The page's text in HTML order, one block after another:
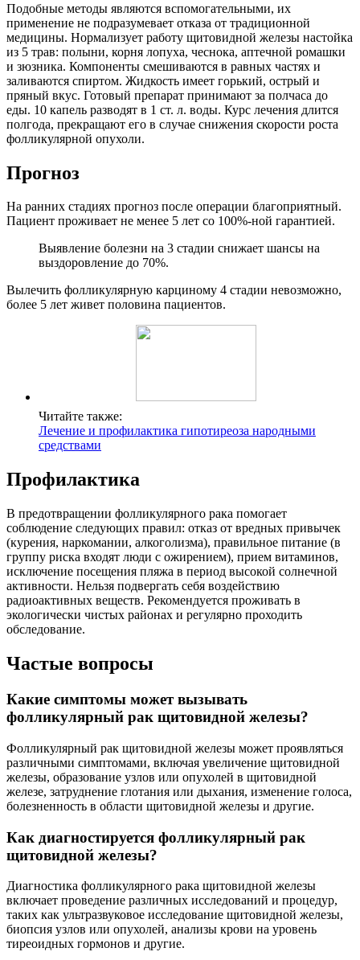
Подобные методы являются вспомогательными, их
применение не подразумевает отказа от традиционной
медицины. Нормализует работу щитовидной железы настойка
из 5 трав: полыни, корня лопуха, чеснока, аптечной ромашки
и зюзника. Компоненты смешиваются в равных частях и
заливаются спиртом. Жидкость имеет горький, острый и
пряный вкус. Готовый препарат принимают за полчаса до
еды. 10 капель разводят в 1 ст. л. воды. Курс лечения длится
полгода, прекращают его в случае снижения скорости роста
фолликулярной опухоли.
Прогноз
На ранних стадиях прогноз после операции благоприятный.
Пациент проживает не менее 5 лет со 100%-ной гарантией.
Выявление болезни на 3 стадии снижает шансы на
выздоровление до 70%.
Вылечить фолликулярную карциному 4 стадии невозможно,
более 5 лет живет половина пациентов.
Читайте также:
Лечение и профилактика гипотиреоза народными
средствами
Профилактика
В предотвращении фолликулярного рака помогает
соблюдение следующих правил: отказ от вредных привычек
(курения, наркомании, алкоголизма), правильное питание (в
группу риска входят люди с ожирением), прием витаминов,
исключение посещения пляжа в период высокой солнечной
активности. Нельзя подвергать себя воздействию
радиоактивных веществ. Рекомендуется проживать в
экологически чистых районах и регулярно проходить
обследование.
Частые вопросы
Какие симптомы может вызывать
фолликулярный рак щитовидной железы?
Фолликулярный рак щитовидной железы может проявляться
различными симптомами, включая увеличение щитовидной
железы, образование узлов или опухолей в щитовидной
железе, затруднение глотания или дыхания, изменение голоса,
болезненность в области щитовидной железы и другие.
Как диагностируется фолликулярный рак
щитовидной железы?
Диагностика фолликулярного рака щитовидной железы
включает проведение различных исследований и процедур,
таких как ультразвуковое исследование щитовидной железы,
биопсия узлов или опухолей, анализы крови на уровень
тиреоидных гормонов и другие.